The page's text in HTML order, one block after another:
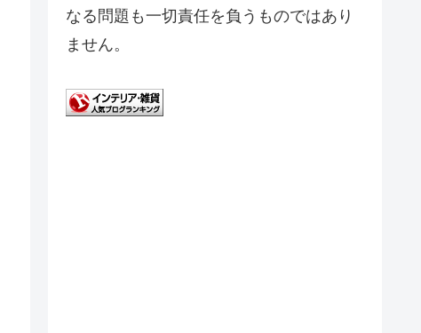
なる問題も一切責任を負うものではあり
ません。